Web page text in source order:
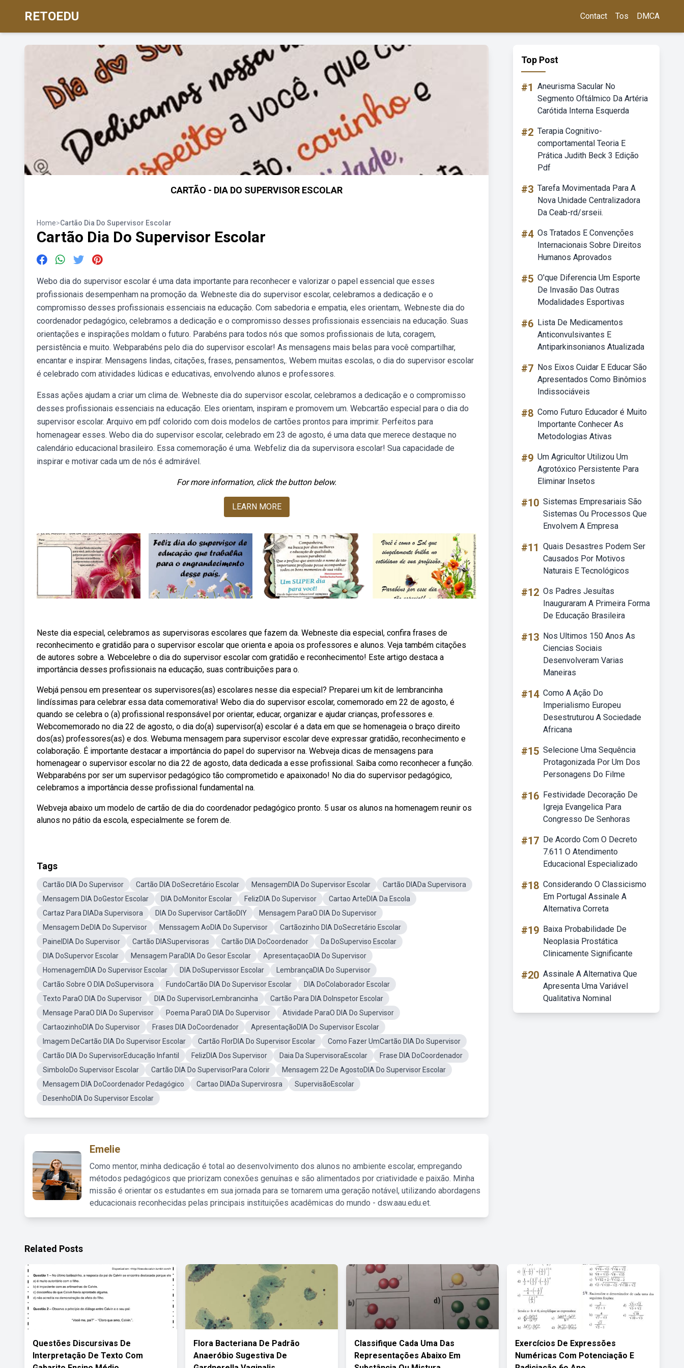
RETOEDU Contact Tos DMCA
CARTÃO - DIA DO SUPERVISOR ESCOLAR
Home>Cartão Dia Do Supervisor Escolar
Cartão Dia Do Supervisor Escolar
Webo dia do supervisor escolar é uma data importante para reconhecer e valorizar o papel essencial que esses
profissionais desempenham na promoção da. Webneste dia do supervisor escolar, celebramos a dedicação e o
compromisso desses profissionais essenciais na educação. Com sabedoria e empatia, eles orientam,. Webneste dia do
coordenador pedagógico, celebramos a dedicação e o compromisso desses profissionais essenciais na educação. Suas
orientações e inspirações moldam o futuro. Parabéns para todos nós que somos profissionais de luta, coragem,
persistência e muito. Webparabéns pelo dia do supervisor escolar! As mensagens mais belas para você compartilhar,
encantar e inspirar. Mensagens lindas, citações, frases, pensamentos,. Webem muitas escolas, o dia do supervisor escolar
é celebrado com atividades lúdicas e educativas, envolvendo alunos e professores.
Essas ações ajudam a criar um clima de. Webneste dia do supervisor escolar, celebramos a dedicação e o compromisso
desses profissionais essenciais na educação. Eles orientam, inspiram e promovem um. Webcartão especial para o dia do
supervisor escolar. Arquivo em pdf colorido com dois modelos de cartões prontos para imprimir. Perfeitos para
homenagear esses. Webo dia do supervisor escolar, celebrado em 23 de agosto, é uma data que merece destaque no
calendário educacional brasileiro. Essa comemoração é uma. Webfeliz dia da supervisora escolar! Sua capacidade de
inspirar e motivar cada um de nós é admirável.
For more information, click the button below.
LEARN MORE
Neste dia especial, celebramos as supervisoras escolares que fazem da. Webneste dia especial, confira frases de
reconhecimento e gratidão para o supervisor escolar que orienta e apoia os professores e alunos. Veja também citações
de autores sobre a. Webcelebre o dia do supervisor escolar com gratidão e reconhecimento! Este artigo destaca a
importância desses profissionais na educação, suas contribuições para o.
Webjá pensou em presentear os supervisores(as) escolares nesse dia especial? Preparei um kit de lembrancinha
lindíssimas para celebrar essa data comemorativa! Webo dia do supervisor escolar, comemorado em 22 de agosto, é
quando se celebra o (a) profissional responsável por orientar, educar, organizar e ajudar crianças, professores e.
Webcomemorado no dia 22 de agosto, o dia do(a) supervisor(a) escolar é a data em que se homenageia o braço direito
dos(as) professores(as) e dos. Webuma mensagem para supervisor escolar deve expressar gratidão, reconhecimento e
colaboração. É importante destacar a importância do papel do supervisor na. Webveja dicas de mensagens para
homenagear o supervisor escolar no dia 22 de agosto, data dedicada a esse profissional. Saiba como reconhecer a função.
Webparabéns por ser um supervisor pedagógico tão comprometido e apaixonado! No dia do supervisor pedagógico,
celebramos a importância desse profissional fundamental na.
Webveja abaixo um modelo de cartão de dia do coordenador pedagógico pronto. 5 usar os alunos na homenagem reunir os
alunos no pátio da escola, especialmente se forem de.
Tags
Cartão DIA Do Supervisor Cartão DIA DoSecretário Escolar MensagemDIA Do Supervisor Escolar
Cartão DIADa Supervisora
Mensagem DIA DoGestor Escolar
DIA DoMonitor Escolar FelizDIA Do Supervisor
Cartao ArteDIA Da Escola
Cartaz Para DIADa Supervisora
DIA Do Supervisor CartãoDIY
Mensagem ParaO DIA Do Supervisor
Mensagem DeDIA Do Supervisor
Menssagem AoDIA Do Supervisor
Cartãozinho DIA DoSecretário Escolar
PainelDIA Do Supervisor
Cartão DIASupervisoras Cartão DIA DoCoordenador
Da DoSuperviso Escolar
DIA DoSupervor Escolar
Mensagem ParaDIA Do Gesor Escolar
ApresentaçaoDIA Do Supervisor
HomenagemDIA Do Supervisor Escolar
DIA DoSupervissor Escolar
LembrançaDIA Do Supervisor
Cartão Sobre O DIA DoSupervisora
FundoCartão DIA Do Supervisor Escolar
DIA DoColaborador Escolar
Texto ParaO DIA Do Supervisor
DIA Do SupervisorLembrancinha
Cartão Para DIA DoInspetor Escolar
Mensage ParaO DIA Do Supervisor
Poema ParaO DIA Do Supervisor
Atividade ParaO DIA Do Supervisor
CartaozinhoDIA Do Supervisor
Frases DIA DoCoordenador
ApresentaçãoDIA Do Supervisor Escolar
Imagem DeCartão DIA Do Supervisor Escolar
Cartão FlorDIA Do Supervisor Escolar
Como Fazer UmCartão DIA Do Supervisor
Cartão DIA Do SupervisorEducação Infantil
FelizDIA Dos Supervisor Daia Da SupervisoraEscolar
Frase DIA DoCoordenador
SimboloDo Supervisor Escolar
Cartão DIA Do SupervisorPara Colorir
Mensagem 22 De AgostoDIA Do Supervisor Escolar
Mensagem DIA DoCoordenador Pedagógico
Cartao DIADa Supervirosra
SupervisãoEscolar
DesenhoDIA Do Supervisor Escolar
Emelie
Como mentor, minha dedicação é total ao desenvolvimento dos alunos no ambiente escolar, empregando
métodos pedagógicos que priorizam conexões genuínas e são alimentados por criatividade e paixão. Minha
missão é orientar os estudantes em sua jornada para se tornarem uma geração notável, utilizando abordagens
educacionais reconhecidas pelas principais instituições acadêmicas do mundo - dsw.aau.edu.et.
Top Post
#1 Aneurisma Sacular No
Segmento Oftálmico Da Artéria
Carótida Interna Esquerda
#2 Terapia Cognitivo-
comportamental Teoria E
Prática Judith Beck 3 Edição
Pdf
#3 Tarefa Movimentada Para A
Nova Unidade Centralizadora
Da Ceab-rd/srseii.
#4 Os Tratados E Convenções
Internacionais Sobre Direitos
Humanos Aprovados
#5 O'que Diferencia Um Esporte
De Invasão Das Outras
Modalidades Esportivas
#6 Lista De Medicamentos
Anticonvulsivantes E
Antiparkinsonianos Atualizada
#7 Nos Eixos Cuidar E Educar São
Apresentados Como Binômios
Indissociáveis
#8 Como Futuro Educador é Muito
Importante Conhecer As
Metodologias Ativas
#9 Um Agricultor Utilizou Um
Agrotóxico Persistente Para
Eliminar Insetos
#10 Sistemas Empresariais São
Sistemas Ou Processos Que
Envolvem A Empresa
#11 Quais Desastres Podem Ser
Causados Por Motivos
Naturais E Tecnológicos
#12 Os Padres Jesuítas
Inauguraram A Primeira Forma
De Educação Brasileira
#13 Nos Ultimos 150 Anos As
Ciencias Sociais
Desenvolveram Varias
Maneiras
#14 Como A Ação Do
Imperialismo Europeu
Desestruturou A Sociedade
Africana
#15 Selecione Uma Sequência
Protagonizada Por Um Dos
Personagens Do Filme
#16 Festividade Decoração De
Igreja Evangelica Para
Congresso De Senhoras
#17 De Acordo Com O Decreto
7.611 O Atendimento
Educacional Especializado
#18 Considerando O Classicismo
Em Portugal Assinale A
Alternativa Correta
#19 Baixa Probabilidade De
Neoplasia Prostática
Clinicamente Significante
#20 Assinale A Alternativa Que
Apresenta Uma Variável
Qualitativa Nominal
Related Posts
Questões Discursivas De
Interpretação De Texto Com
Flora Bacteriana De Padrão
Anaeróbio Sugestiva De
Classifique Cada Uma Das
Representações Abaixo Em
Exercícios De Expressões
Numéricas Com Potenciação E